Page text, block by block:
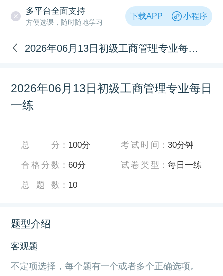
多平台全面支持
方便选课，随时随地学习
下载APP 小程序
2026年06月13日初级工商管理专业每日一练
2026年06月13日初级工商管理专业每日
一练
总分 ： 100分
合格分数 ：60分
总题数 ： 10
考试时间 ：30分钟
试卷类型 ：每日一练
题型介绍
客观题
不定项选择，每个题有一个或者多个正确选项。